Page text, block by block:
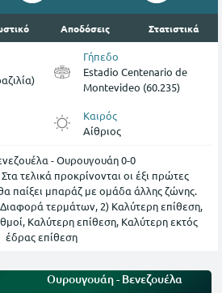
Αποδόσεις Στατιστικά
Γήπεδο
Estadio Centenario de
Montevideo (60.235)
Καιρός
Αίθριος
- Ουρουγουάη 0-0
τελικά προκρίνονται οι έξι πρώτες
παίξει μπαράζ με ομάδα άλλης ζώνης.
τερμάτων, 2) Καλύτερη επίθεση,
Καλύτερη επίθεση, Καλύτερη εκτός
έδρας επίθεση
Ουρουγουάη - Βενεζουέλα